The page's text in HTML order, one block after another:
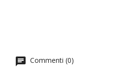
Commenti (0)